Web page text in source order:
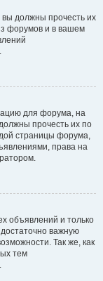
должны прочесть их
форумов и в вашем
для форума, на
прочесть их по
страницы форума,
права на
объявлений и только
важную
Так же, как
тем